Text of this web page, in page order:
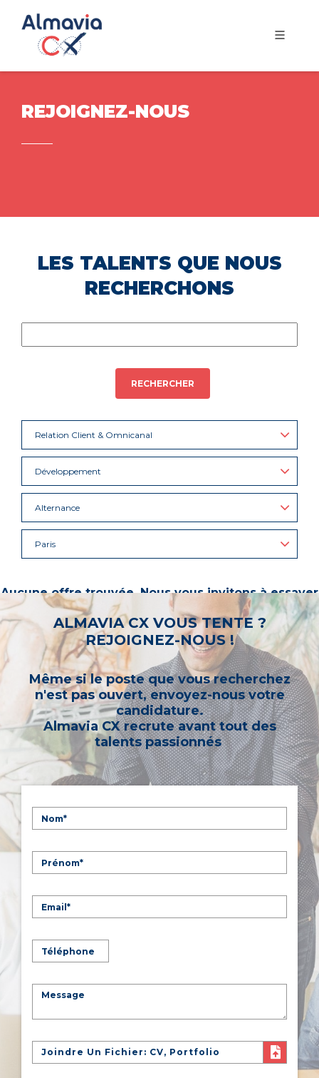
REJOIGNEZ-NOUS
LES TALENTS QUE NOUS
RECHERCHONS
RECHERCHER
Relation Client & Omnicanal
Développement
Alternance
Paris
Aucune offre trouvée. Nous vous invitons à essayer
d’autres mots-clés ou à sélectionner un « métier ».
ALMAVIA CX VOUS TENTE ?
REJOIGNEZ-NOUS !
Même si le poste que vous recherchez
n'est pas ouvert, envoyez-nous votre
candidature.
Almavia CX recrute avant tout des
talents passionnés
Joindre Un Fichier: CV, Portfolio